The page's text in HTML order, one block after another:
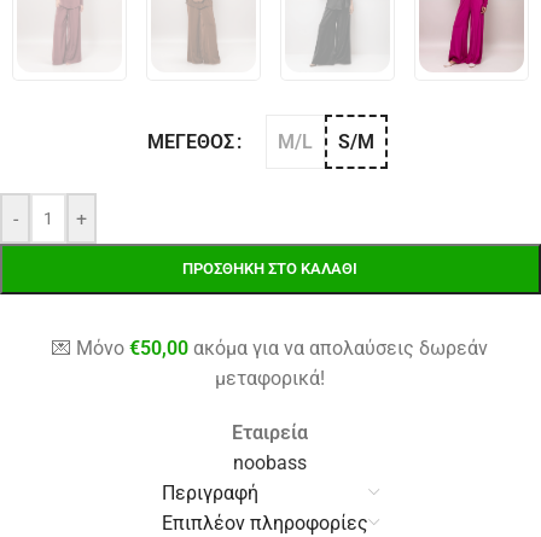
ΜΈΓΕΘΟΣ M/L S/M
- +
ΠΡΟΣΘΉΚΗ ΣΤΟ ΚΑΛΆΘΙ
💌 Μόνο€50,00 ακόμα για να απολαύσεις δωρεάν
μεταφορικά!
Εταιρεία
noobass
Περιγραφή
Επιπλέον πληροφορίες